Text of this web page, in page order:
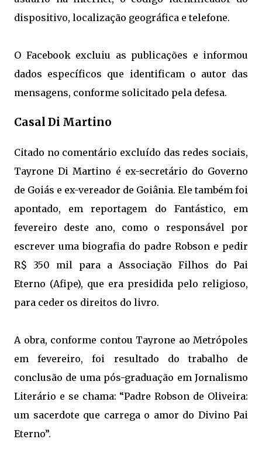
dispositivo, localização geográfica e telefone.
O Facebook excluiu as publicações e informou
dados específicos que identificam o autor das
mensagens, conforme solicitado pela defesa.
Casal Di Martino
Citado no comentário excluído das redes sociais,
Tayrone Di Martino é ex-secretário do Governo
de Goiás e ex-vereador de Goiânia. Ele também foi
apontado, em reportagem do Fantástico, em
fevereiro deste ano, como o responsável por
escrever uma biografia do padre Robson e pedir
R$ 350 mil para a Associação Filhos do Pai
Eterno (Afipe), que era presidida pelo religioso,
para ceder os direitos do livro.
A obra, conforme contou Tayrone ao Metrópoles
em fevereiro, foi resultado do trabalho de
conclusão de uma pós-graduação em Jornalismo
Literário e se chama: “Padre Robson de Oliveira:
um sacerdote que carrega o amor do Divino Pai
Eterno”.